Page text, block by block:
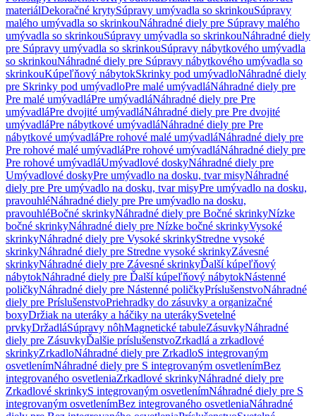
materiálDekoračné krytySúpravy umývadla so skrinkouSúpravy
malého umývadla so skrinkouNáhradné diely pre Súpravy malého
umývadla so skrinkouSúpravy umývadla so skrinkouNáhradné diely
pre Súpravy umývadla so skrinkouSúpravy nábytkového umývadla
so skrinkouNáhradné diely pre Súpravy nábytkového umývadla so
skrinkouKúpeľňový nábytokSkrinky pod umývadloNáhradné diely
pre Skrinky pod umývadloPre malé umývadláNáhradné diely pre
Pre malé umývadláPre umývadláNáhradné diely pre Pre
umývadláPre dvojité umývadláNáhradné diely pre Pre dvojité
umývadláPre nábytkové umývadláNáhradné diely pre Pre
nábytkové umývadláPre rohové malé umývadláNáhradné diely pre
Pre rohové malé umývadláPre rohové umývadláNáhradné diely pre
Pre rohové umývadláUmývadlové doskyNáhradné diely pre
Umývadlové doskyPre umývadlo na dosku, tvar misyNáhradné
diely pre Pre umývadlo na dosku, tvar misyPre umývadlo na dosku,
pravouhléNáhradné diely pre Pre umývadlo na dosku,
pravouhléBočné skrinkyNáhradné diely pre Bočné skrinkyNízke
bočné skrinkyNáhradné diely pre Nízke bočné skrinkyVysoké
skrinkyNáhradné diely pre Vysoké skrinkyStredne vysoké
skrinkyNáhradné diely pre Stredne vysoké skrinkyZávesné
skrinkyNáhradné diely pre Závesné skrinkyĎalší kúpeľňový
nábytokNáhradné diely pre Ďalší kúpeľňový nábytokNástenné
poličkyNáhradné diely pre Nástenné poličkyPríslušenstvoNáhradné
diely pre PríslušenstvoPriehradky do zásuvky a organizačné
boxyDržiak na uteráky a háčiky na uterákySvetelné
prvkyDržadláSúpravy nôhMagnetické tabuleZásuvkyNáhradné
diely pre ZásuvkyĎalšie príslušenstvoZrkadlá a zrkadlové
skrinkyZrkadloNáhradné diely pre ZrkadloS integrovaným
osvetlenímNáhradné diely pre S integrovaným osvetlenímBez
integrovaného osvetleniaZrkadlové skrinkyNáhradné diely pre
Zrkadlové skrinkyS integrovaným osvetlenímNáhradné diely pre S
integrovaným osvetlenímBez integrovaného osvetleniaNáhradné